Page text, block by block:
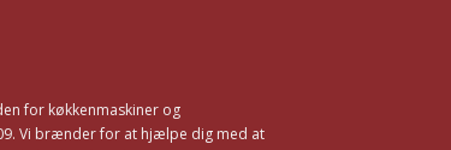
for køkkenmaskiner og
Vi brænder for at hjælpe dig med at